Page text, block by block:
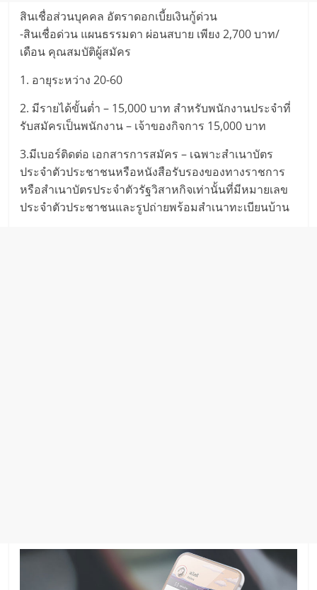
สินเชื่อส่วนบุคคล อัตราดอกเบี้ยเงินกู้ด่วน
-สินเชื่อด่วน แผนธรรมดา ผ่อนสบาย เพียง 2,700 บาท/
เดือน คุณสมบัติผู้สมัคร
1. อายุระหว่าง 20-60
2. มีรายได้ขั้นต่ำ – 15,000 บาท สำหรับพนักงานประจำที่
รับสมัครเป็นพนักงาน – เจ้าของกิจการ 15,000 บาท
3.มีเบอร์ติดต่อ เอกสารการสมัคร – เฉพาะสำเนาบัตร
ประจำตัวประชาชนหรือหนังสือรับรองของทางราชการ
หรือสำเนาบัตรประจำตัวรัฐวิสาหกิจเท่านั้นที่มีหมายเลข
ประจำตัวประชาชนและรูปถ่ายพร้อมสำเนาทะเบียนบ้าน